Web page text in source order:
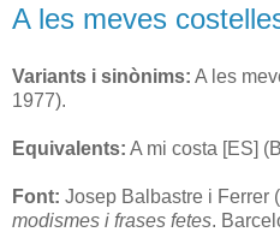
A les meves
Variants i sinònims: A les
1977).
Equivalents: A mi costa [ES]
Font: Josep Balbastre i Ferrer
modismes i frases fetes.